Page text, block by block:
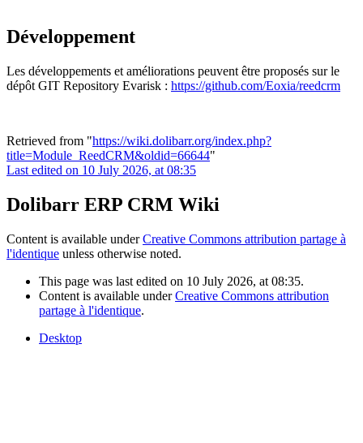
Développement
Les développements et améliorations peuvent être proposés sur le
dépôt GIT Repository Evarisk : https://github.com/Eoxia/reedcrm
Retrieved from "https://wiki.dolibarr.org/index.php?
title=Module_ReedCRM&oldid=66644"
Last edited on 10 July 2026, at 08:35
Dolibarr ERP CRM Wiki
Content is available underCreative Commons attribution partage à
l'identique unless otherwise noted.
This page was last edited on 10 July 2026, at 08:35.
Content is available underCreative Commons attribution
partage à l'identique.
Desktop